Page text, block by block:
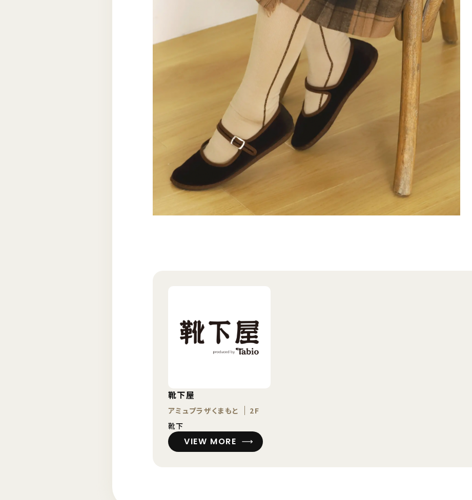
靴下屋
アミュプラザくまもと
2F
靴下
VIEW MORE